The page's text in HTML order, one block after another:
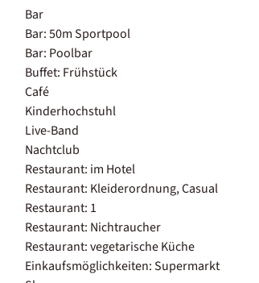
Bar
Bar: 50m Sportpool
Bar: Poolbar
Buffet: Frühstück
Café
Kinderhochstuhl
Live-Band
Nachtclub
Restaurant: im Hotel
Restaurant: Kleiderordnung, Casual
Restaurant: 1
Restaurant: Nichtraucher
Restaurant: vegetarische Küche
Einkaufsmöglichkeiten: Supermarkt